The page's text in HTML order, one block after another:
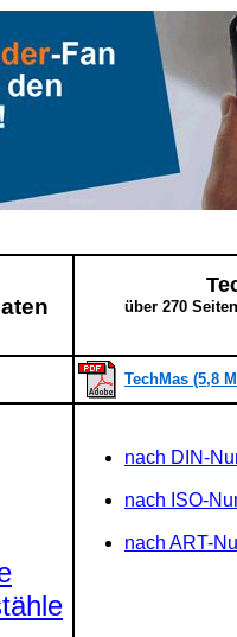
über 270
TechMas (5,8
nach DIN-
nach ISO-
nach ART-